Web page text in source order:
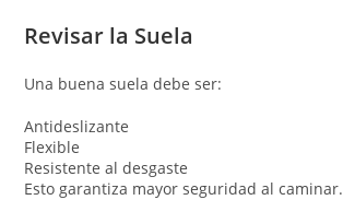
Revisar la Suela
Una buena suela debe ser:
Antideslizante
Flexible
Resistente al desgaste
Esto garantiza mayor seguridad al caminar.